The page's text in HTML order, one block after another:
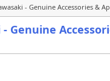
- Genuine Accessories &
- Genuine